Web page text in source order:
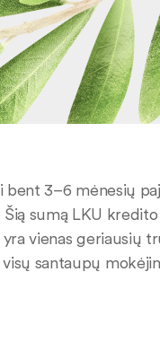
3–6 mėnesių
sumą LKU
vienas geriausių
santaupų